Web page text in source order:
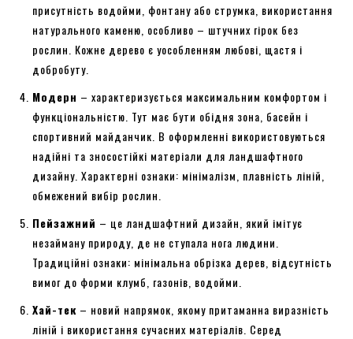
присутність водойми, фонтану або струмка, використання
натурального каменю, особливо – штучних гірок без
рослин. Кожне дерево є уособленням любові, щастя і
добробуту.
Модерн – характеризується максимальним комфортом і
функціональністю. Тут має бути обідня зона, басейн і
спортивний майданчик. В оформленні використовуються
надійні та зносостійкі матеріали для ландшафтного
дизайну. Характерні ознаки: мінімалізм, плавність ліній,
обмежений вибір рослин.
Пейзажний – це ландшафтний дизайн, який імітує
незайману природу, де не ступала нога людини.
Традиційні ознаки: мінімальна обрізка дерев, відсутність
вимог до форми клумб, газонів, водойми.
Хай-тек – новий напрямок, якому притаманна виразність
ліній і використання сучасних матеріалів. Серед